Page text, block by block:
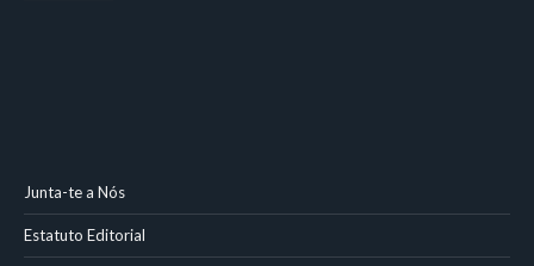
Junta-te a Nós
Estatuto Editorial